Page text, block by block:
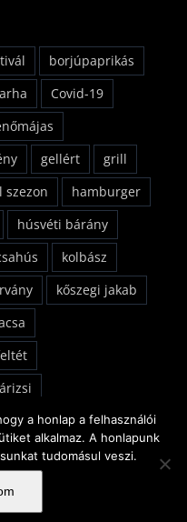
borjúpaprikás
Covid-19
gellért
grill
szezon
hamburger
húsvéti bárány
kolbász
kőszegi jakab
sonka
steak
a honlap a felhasználói
alkalmaz. A honlapunk
tudomásul veszi.